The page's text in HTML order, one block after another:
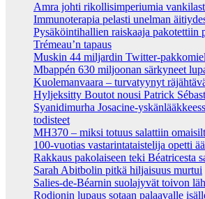
Amra johti rikollisimperiumia
Immunoterapia pelasti unelman
Pysäköintihallien raiskaaja pakotettiin
Trémeau’n tapaus
Muskin 44 miljardin Twitter-
Mbappén 630 miljoonan särkyneet
Kuolemanvaara – turvatyynyt
Hyljeksitty Boutot nousi Patrick
Syanidimurha Josacine-
todisteet
MH370 – miksi totuus salattiin
100-vuotias vastarintataistelija opetti
Rakkaus pakolaiseen teki Béatricesta
Sarah Abitbolin pitkä hiljaisuus murtui
Salies-de-Béarnin suolajyvät toivon
Rodionin lupaus sotaan palaavalle